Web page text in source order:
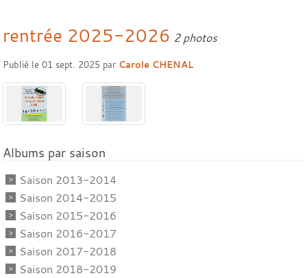
rentrée 2025-2026 2 photos
Publié le 01 sept. 2025 par Carole CHENAL
Albums par saison
Saison 2013-2014
Saison 2014-2015
Saison 2015-2016
Saison 2016-2017
Saison 2017-2018
Saison 2018-2019